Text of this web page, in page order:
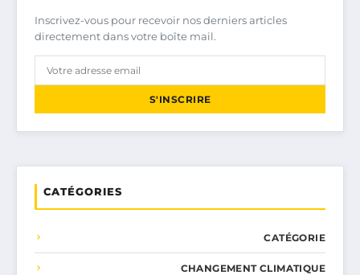
Inscrivez-vous pour recevoir nos derniers articles
directement dans votre boîte mail.
S'INSCRIRE
CATÉGORIES
CATÉGORIE
CHANGEMENT CLIMATIQUE